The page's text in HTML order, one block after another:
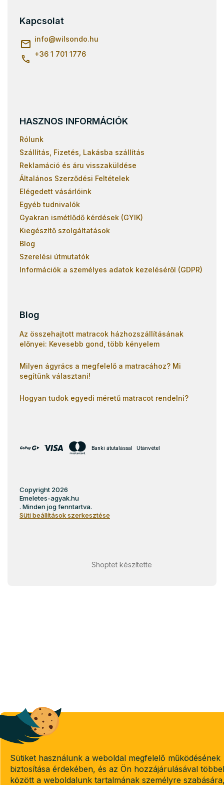
Sütiket használunk a weboldal megfelelő működésének
biztosítása érdekében, és az Ön hozzájárulásával
között a weboldalunk tartalmának személyre
Kapcsolat
info@wilsondo.hu
+36 1 701 1776
HASZNOS INFORMÁCIÓK
Rólunk
Szállítás, Fizetés, Lakásba szállítás
Reklamáció és áru visszaküldése
Általános Szerződési Feltételek
Elégedett vásárlóink
Egyéb tudnivalók
Gyakran ismétlődő kérdések (GYIK)
Kiegészítő szolgáltatások
Blog
Szerelési útmutatók
Információk a személyes adatok kezeléséről (GDPR)
Blog
Az összehajtott matracok házhozszállításának
előnyei: Kevesebb gond, több kényelem
Milyen ágyrács a megfelelő a matracához? Mi
segítünk választani!
Hogyan tudok egyedi méretű matracot rendelni?
Banki átutalással Utánvétel
Shoptet készítette
Copyright 2026
Emeletes-agyak.hu
. Minden jog fenntartva.
Süti beállítások szerkesztése